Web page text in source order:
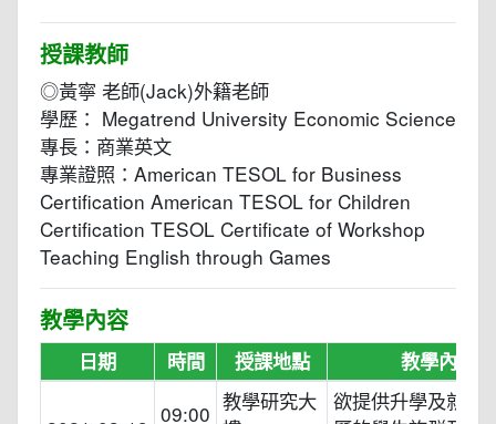
授課教師
◎黃寧 老師(Jack)外籍老師
學歷： Megatrend University Economic Science
專長：商業英文
專業證照：American TESOL for Business
Certification American TESOL for Children
Certification TESOL Certificate of Workshop
Teaching English through Games
教學內容
日期 時間 授課地點 教學內容
09:00 教學研究大
欲提供升學及就業